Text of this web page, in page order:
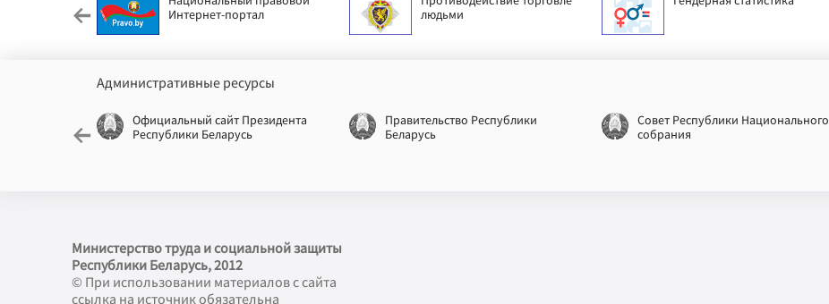
Интернет-портал
людьми
Административные ресурсы
Официальный сайт Президента
Республики Беларусь
Правительство Республики
Беларусь
Совет Республики Национального
собрания
Министерство труда и социальной защиты
Республики Беларусь, 2012
© При использовании материалов с сайта
ссылка на источник обязательна